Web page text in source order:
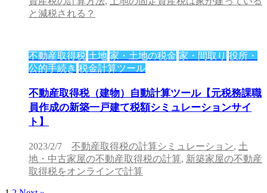
と減税される？
不動産取得税 土地 家・土地の税金 家・間取り 役所・
公的手続き 税金計算ツール
不動産取得税（建物）自動計算ツール【元税務課職
員作成の新築一戸建て税額シミュレーションサイ
ト】
2023/2/7 不動産取得税の計算シミュレーション, 土
地・中古家屋の不動産取得税の計算, 新築家屋の不動産
取得税をオンラインで計算